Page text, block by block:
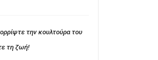
την κουλτούρα του
τη ζωή!